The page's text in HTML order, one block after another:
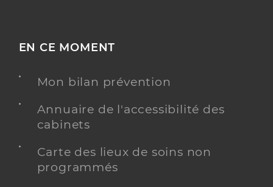
EN CE MOMENT
Mon bilan prévention
Annuaire de l'accessibilité des
cabinets
Carte des lieux de soins non
programmés